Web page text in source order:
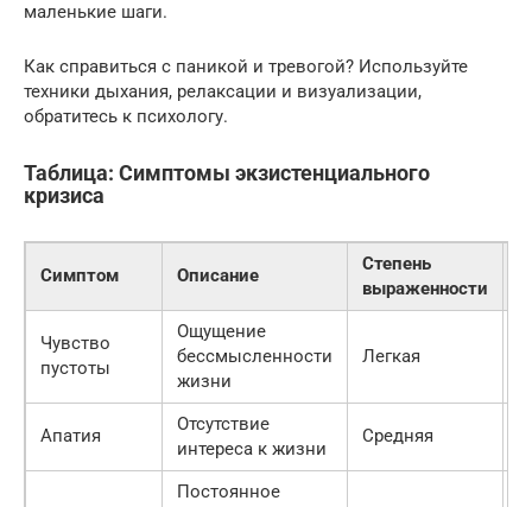
маленькие шаги.
Как справиться с паникой и тревогой? Используйте
техники дыхания, релаксации и визуализации,
обратитесь к психологу.
Таблица: Симптомы экзистенциального
кризиса
Симптом Описание
Степень
выраженности
Чувство
пустоты
Ощущение
бессмысленности
жизни
Легкая
Апатия
Отсутствие
интереса к жизни
Средняя
Постоянное